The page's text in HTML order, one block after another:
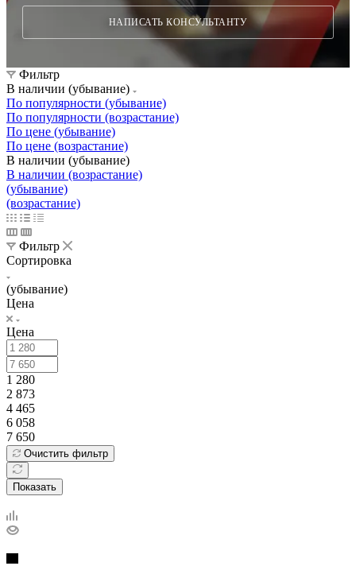
НАПИСАТЬ КОНСУЛЬТАНТУ
Фильтр
В наличии (убывание)
По популярности (убывание)
По популярности (возрастание)
По цене (убывание)
По цене (возрастание)
В наличии (убывание)
В наличии (возрастание)
(убывание)
(возрастание)
Фильтр
Сортировка
(убывание)
Цена
Цена
1 280
2 873
4 465
6 058
7 650
Очистить фильтр
Показать